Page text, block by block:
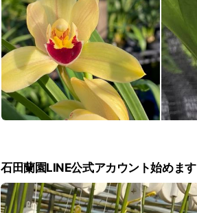
石田蘭園LINE公式アカウント始めます